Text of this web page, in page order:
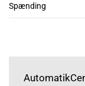
Spænding